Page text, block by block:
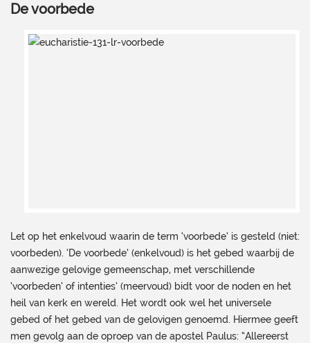
De voorbede
Let op het enkelvoud waarin de term ‘voorbede’ is gesteld (niet:
voorbeden). ‘De voorbede’ (enkelvoud) is het gebed waarbij de
aanwezige gelovige gemeenschap, met verschillende
‘voorbeden’ of intenties’ (meervoud) bidt voor de noden en het
heil van kerk en wereld. Het wordt ook wel het universele
gebed of het gebed van de gelovigen genoemd. Hiermee geeft
men gevolg aan de oproep van de apostel Paulus: “Allereerst